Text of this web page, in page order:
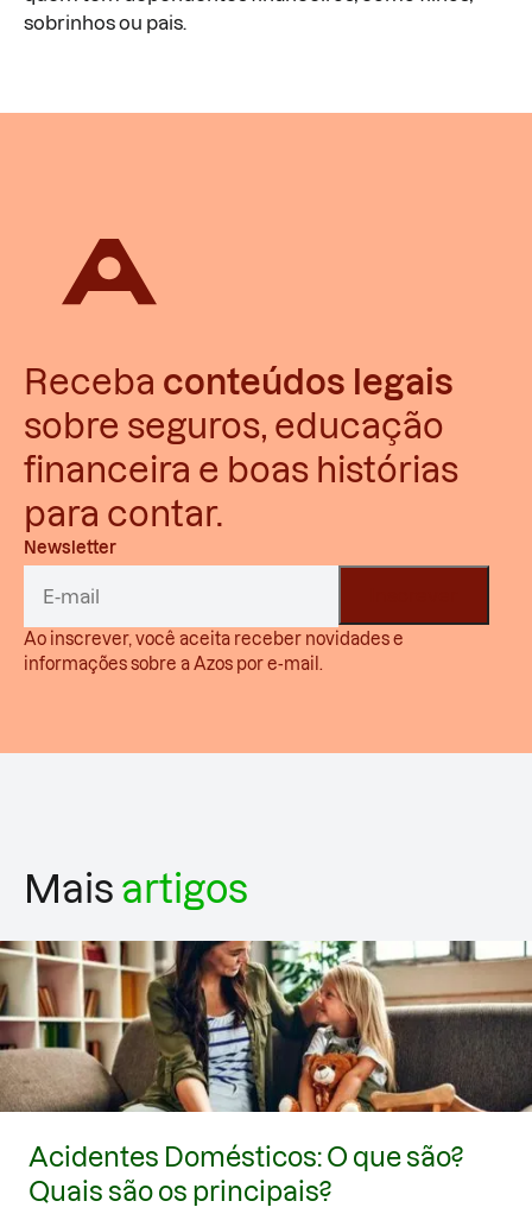
sobrinhos ou pais.
Receba conteúdos legais
sobre seguros, educação
financeira e boas histórias
para contar.
Newsletter
Ao inscrever, você aceita receber novidades e
informações sobre a Azos por e-mail.
Mais artigos
Acidentes Domésticos: O que são?
Quais são os principais?